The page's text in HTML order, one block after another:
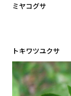
ミヤコグサ
トキワツユクサ